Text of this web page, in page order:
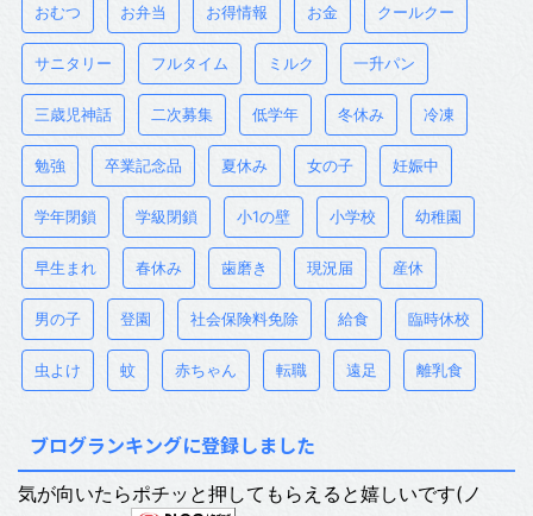
おむつ お弁当 お得情報 お金 クールクー
サニタリー フルタイム ミルク 一升パン
三歳児神話 二次募集 低学年 冬休み 冷凍
勉強 卒業記念品 夏休み 女の子 妊娠中
学年閉鎖 学級閉鎖 小1の壁 小学校 幼稚園
早生まれ 春休み 歯磨き 現況届 産休
男の子 登園 社会保険料免除 給食 臨時休校
虫よけ 蚊 赤ちゃん 転職 遠足 離乳食
ブログランキングに登録しました
気が向いたらポチッと押してもらえると嬉しいです(ノ